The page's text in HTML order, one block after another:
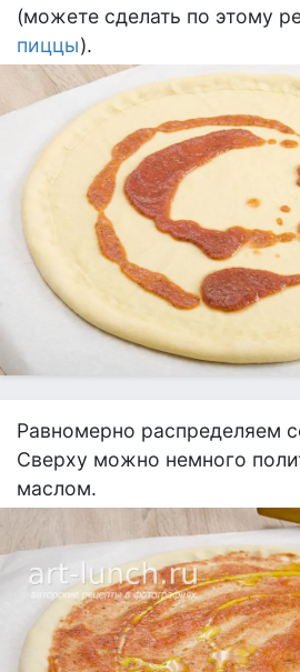
(можете сделать по этому
пиццы).
Равномерно распределяем
Сверху можно немного
маслом.